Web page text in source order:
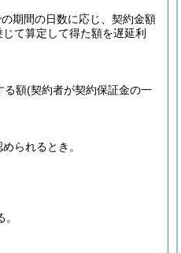
期間の日数に応じ、契約金額
じて算定して得た額を遅延利
る額(契約者が契約保証金の一
られるとき。